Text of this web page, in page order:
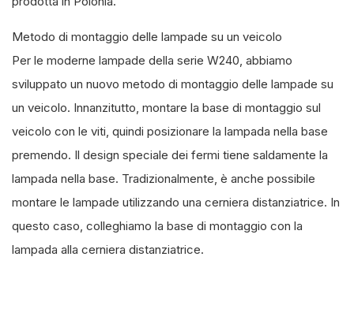
Metodo di montaggio delle lampade su un veicolo
Per le moderne lampade della serie W240, abbiamo
sviluppato un nuovo metodo di montaggio delle lampade su
un veicolo. Innanzitutto, montare la base di montaggio sul
veicolo con le viti, quindi posizionare la lampada nella base
premendo. Il design speciale dei fermi tiene saldamente la
lampada nella base. Tradizionalmente, è anche possibile
montare le lampade utilizzando una cerniera distanziatrice. In
questo caso, colleghiamo la base di montaggio con la
lampada alla cerniera distanziatrice.